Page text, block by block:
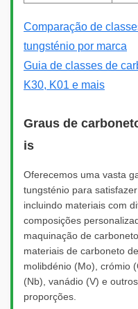
Comparação de
tungsténio por marca
Guia de classes de
K30, K01 e mais
Graus de
is
Oferecemos uma vasta
tungsténio para
incluindo materiais com
composições
maquinação de
materiais de carboneto
molibdénio (Mo), crómio
(Nb), vanádio (V) e
proporções.